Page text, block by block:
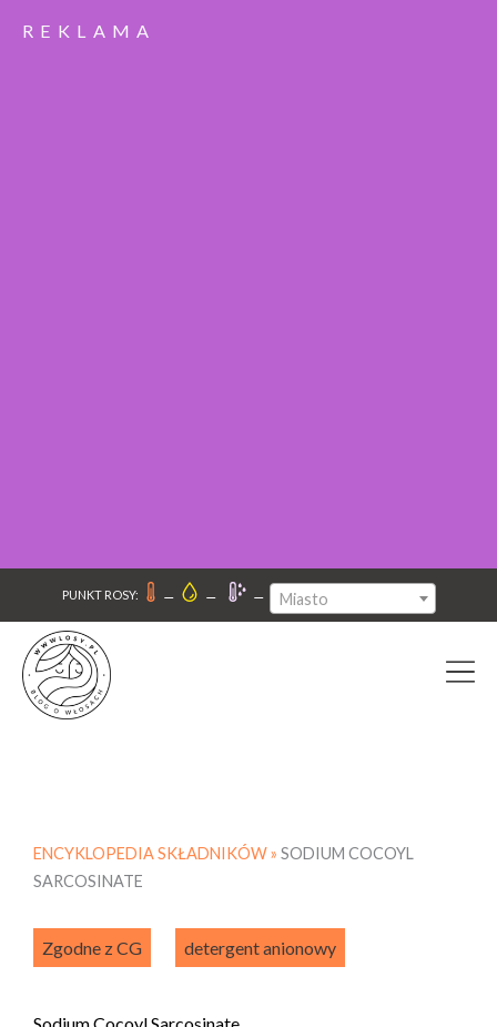
REKLAMA
PUNKT ROSY: – – – Miasto
ENCYKLOPEDIA SKŁADNIKÓW » SODIUM COCOYL
SARCOSINATE
Zgodne z CG detergent anionowy